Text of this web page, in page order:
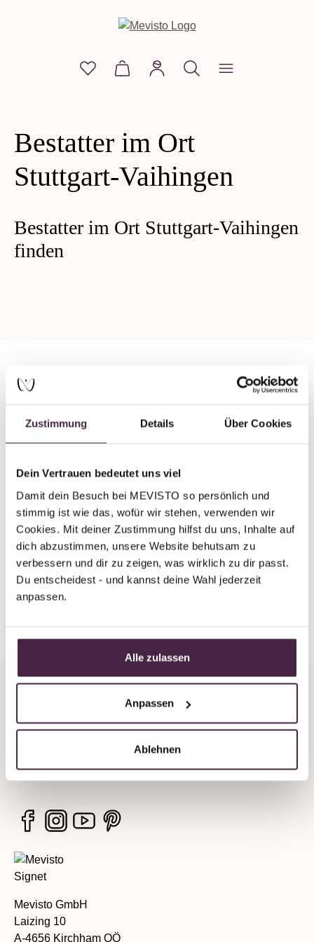
Zustimmung Details Über Cookies
Dein Vertrauen bedeutet uns viel
Damit dein Besuch bei MEVISTO so persönlich und
stimmig ist wie das, wofür wir stehen, verwenden wir
Cookies. Mit deiner Zustimmung hilfst du uns, Inhalte auf
dich abzustimmen, unsere Website behutsam zu
verbessern und dir zu zeigen, was wirklich zu dir passt.
Du entscheidest - und kannst deine Wahl jederzeit
anpassen.
Alle zulassen
Anpassen
Ablehnen
Du hast 0 Produkte auf dem Merkzettel
Warenkorb enthält 0 Positionen.
Bestatter im Ort
Stuttgart-Vaihingen
Bestatter im Ort Stuttgart-Vaihingen
finden
Humanbestattung
Ramsaier Bestattungen GmbH
Katzenbachstr. 58
Deutschland
Services
Mevisto GmbH
Laizing 10
A-4656 Kirchham OÖ